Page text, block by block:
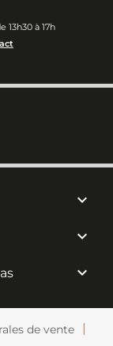
13h30 à 17h



de vente